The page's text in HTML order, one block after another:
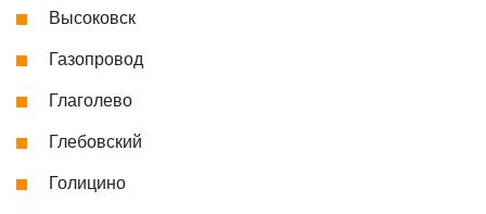
Высоковск
Газопровод
Глаголево
Глебовский
Голицино